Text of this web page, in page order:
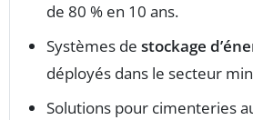
de 80 % en 10 ans.
Systèmes de stockage
déployés dans le secteur
Solutions pour cimenteries